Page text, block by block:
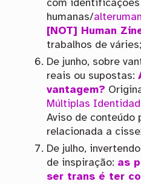
com identificações
humanas/
[NOT] Human
trabalhos de váries;
De junho, sobre
reais ou supostas:
vantagem?
Múltiplas
Aviso de conteúdo
relacionada a
De julho,
de inspiração: as
ser trans é ter